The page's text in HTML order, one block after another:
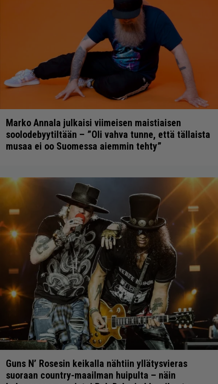
Marko Annala julkaisi viimeisen maistiaisen
soolodebyytiltään – ”Oli vahva tunne, että tällaista
musaa ei oo Suomessa aiemmin tehty”
Guns N’ Rosesin keikalla nähtiin yllätysvieras
suoraan country-maailman huipulta – näin